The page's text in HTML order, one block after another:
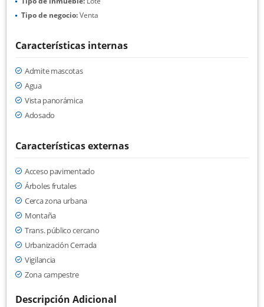
Tipo de negocio:Venta
Características internas
Admite mascotas
Agua
Vista panorámica
Adosado
Características externas
Acceso pavimentado
Árboles frutales
Cerca zona urbana
Montaña
Trans. público cercano
Urbanización Cerrada
Vigilancia
Zona campestre
Descripción Adicional